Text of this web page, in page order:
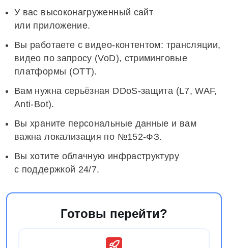
У вас высоконагруженный сайт
или приложение.
Вы работаете с видео-контентом: трансляции,
видео по запросу (VoD), стриминговые
платформы (OTT).
Вам нужна серьёзная DDoS-защита (L7, WAF,
Anti-Bot).
Вы храните персональные данные и вам
важна локализация по №152‑ФЗ.
Вы хотите облачную инфраструктуру
с поддержкой 24/7.
Готовы перейти?